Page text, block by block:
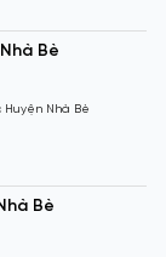
Bè
Huyện Nhà Bè
Bè